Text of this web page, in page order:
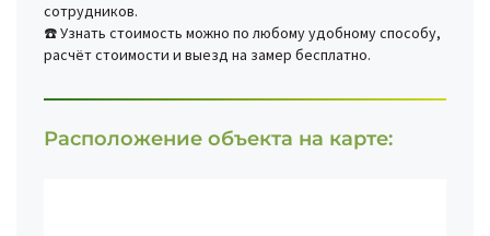
сотрудников.
☎️ Узнать стоимость можно по любому удобному способу,
расчёт стоимости и выезд на замер бесплатно.
Расположение объекта на карте: